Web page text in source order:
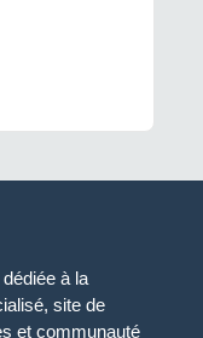
à la
site de
et communauté